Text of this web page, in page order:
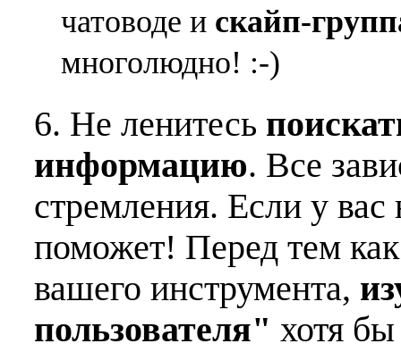
чатоводе и скайп-
многолюдно! :-)
6. Не ленитесь
информацию. Все
стремления. Если у
поможет! Перед тем
вашего инструмента,
пользователя" хотя